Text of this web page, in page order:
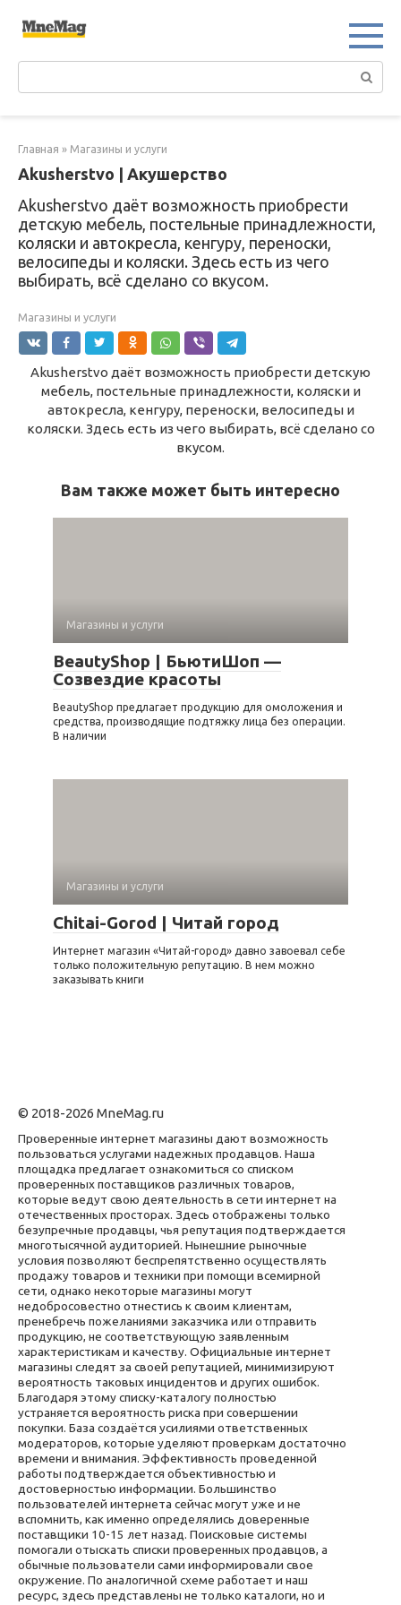
Главная » Магазины и услуги
Akusherstvo | Акушерство
Akusherstvo даёт возможность приобрести
детскую мебель, постельные принадлежности,
коляски и автокресла, кенгуру, переноски,
велосипеды и коляски. Здесь есть из чего
выбирать, всё сделано со вкусом.
Магазины и услуги
Akusherstvo даёт возможность приобрести детскую
мебель, постельные принадлежности, коляски и
автокресла, кенгуру, переноски, велосипеды и
коляски. Здесь есть из чего выбирать, всё сделано со
вкусом.
Вам также может быть интересно
Магазины и услуги
BeautyShop | БьютиШоп —
Созвездие красоты
BeautyShop предлагает продукцию для омоложения и
средства, производящие подтяжку лица без операции.
В наличии
Магазины и услуги
Chitai-Gorod | Читай город
Интернет магазин «Читай-город» давно завоевал себе
только положительную репутацию. В нем можно
заказывать книги
© 2018-2026 MneMag.ru
Проверенные интернет магазины дают возможность
пользоваться услугами надежных продавцов. Наша
площадка предлагает ознакомиться со списком
проверенных поставщиков различных товаров,
которые ведут свою деятельность в сети интернет на
отечественных просторах. Здесь отображены только
безупречные продавцы, чья репутация подтверждается
многотысячной аудиторией. Нынешние рыночные
условия позволяют беспрепятственно осуществлять
продажу товаров и техники при помощи всемирной
сети, однако некоторые магазины могут
недобросовестно отнестись к своим клиентам,
пренебречь пожеланиями заказчика или отправить
продукцию, не соответствующую заявленным
характеристикам и качеству. Официальные интернет
магазины следят за своей репутацией, минимизируют
вероятность таковых инцидентов и других ошибок.
Благодаря этому списку-каталогу полностью
устраняется вероятность риска при совершении
покупки. База создаётся усилиями ответственных
модераторов, которые уделяют проверкам достаточно
времени и внимания. Эффективность проведенной
работы подтверждается объективностью и
достоверностью информации. Большинство
пользователей интернета сейчас могут уже и не
вспомнить, как именно определялись доверенные
поставщики 10-15 лет назад. Поисковые системы
помогали отыскать списки проверенных продавцов, а
обычные пользователи сами информировали свое
окружение. По аналогичной схеме работает и наш
ресурс, здесь представлены не только каталоги, но и